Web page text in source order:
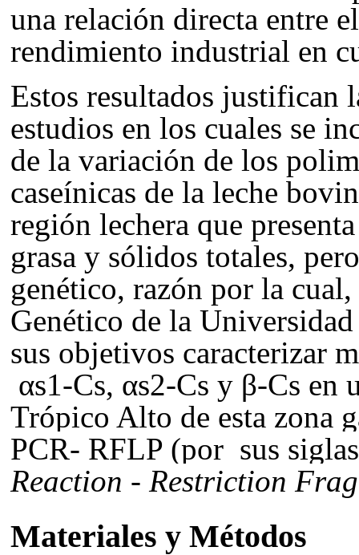
una relación directa entre
rendimiento industrial en
Estos resultados justifican
estudios en los cuales se
de la variación de los
caseínicas de la leche
región lechera que
grasa y sólidos totales,
genético, razón por la cual
Genético de la
sus objetivos caracterizar
αs1-Cs, αs2-Cs y β-Cs en
Trópico Alto de esta zona
PCR- RFLP (por sus
Reaction - Restriction
Materiales y Métodos